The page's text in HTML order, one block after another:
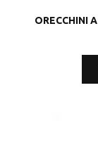
ORECCHINI